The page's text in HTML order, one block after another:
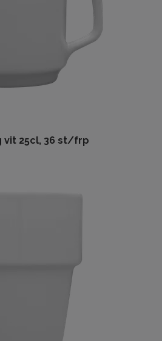
vit 25cl, 36 st/frp